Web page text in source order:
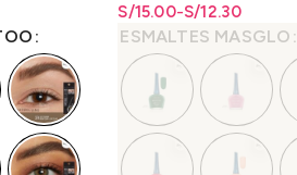
S/12.30
-
S/15.00
Rango de precios:
hasta S/15.00
Rango de precios: desde
hastaS/15.00
ESMALTES MASGLO